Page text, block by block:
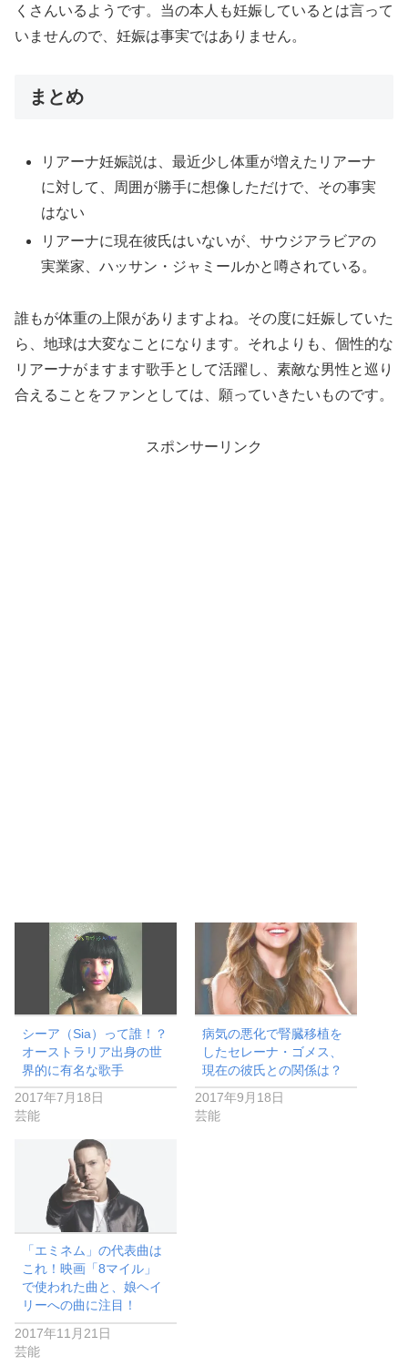
くさんいるようです。当の本人も妊娠しているとは言って
いませんので、妊娠は事実ではありません。
まとめ
リアーナ妊娠説は、最近少し体重が増えたリアーナ
に対して、周囲が勝手に想像しただけで、その事実
はない
リアーナに現在彼氏はいないが、サウジアラビアの
実業家、ハッサン・ジャミールかと噂されている。
誰もが体重の上限がありますよね。その度に妊娠していた
ら、地球は大変なことになります。それよりも、個性的な
リアーナがますます歌手として活躍し、素敵な男性と巡り
合えることをファンとしては、願っていきたいものです。
スポンサーリンク
シーア（Sia）って誰！？
オーストラリア出身の世
界的に有名な歌手
2017年7月18日
芸能
病気の悪化で腎臓移植を
したセレーナ・ゴメス、
現在の彼氏との関係は？
2017年9月18日
芸能
「エミネム」の代表曲は
これ！映画「8マイル」
で使われた曲と、娘ヘイ
リーへの曲に注目！
2017年11月21日
芸能